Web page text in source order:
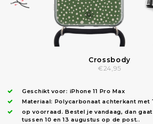
Crossbody
€24,95
Geschikt voor: iPhone 11 Pro Max
Materiaal: Polycarbonaat achterkant met
op voorraad.Bestel je vandaag, dan
tussen 10 en 13 augustus op de post..